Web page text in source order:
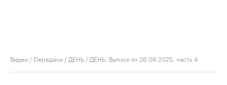
Видео / Передачи / ДЕНЬ / ДЕНЬ. Выпуск от 26.08.2025, часть 4